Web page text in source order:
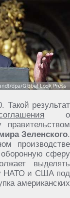
Такой результат
о
правительством
Зеленского.
производстве
сферу
выделять
НАТО и США под
американских